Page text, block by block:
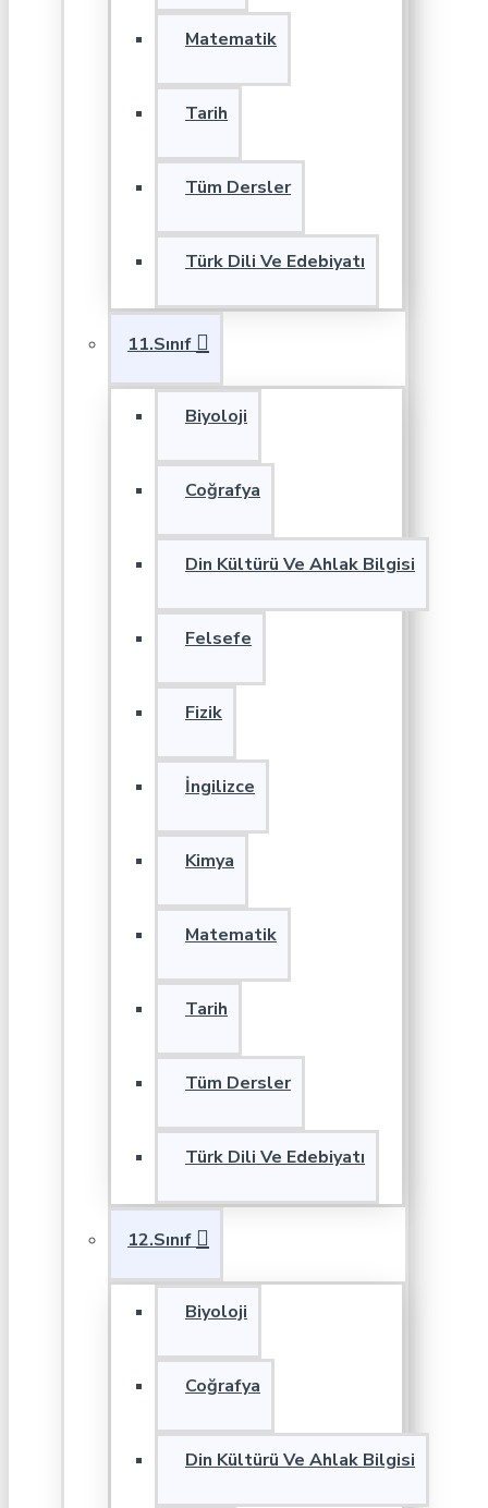
Matematik
Tarih
Tüm Dersler
Türk Dili Ve Edebiyatı
11.Sınıf
Biyoloji
Coğrafya
Din Kültürü Ve Ahlak Bilgisi
Felsefe
Fizik
İngilizce
Kimya
Matematik
Tarih
Tüm Dersler
Türk Dili Ve Edebiyatı
12.Sınıf
Biyoloji
Coğrafya
Din Kültürü Ve Ahlak Bilgisi